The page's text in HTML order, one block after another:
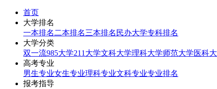
首页
大学排名
一本排名 二本排名三本排名 民办大学专科排名
大学分类
双一流985大学211大学文科大学理科大学师范大学医科
高考专业
男生专业女生专业理科专业文科专业专业排名
报考指导